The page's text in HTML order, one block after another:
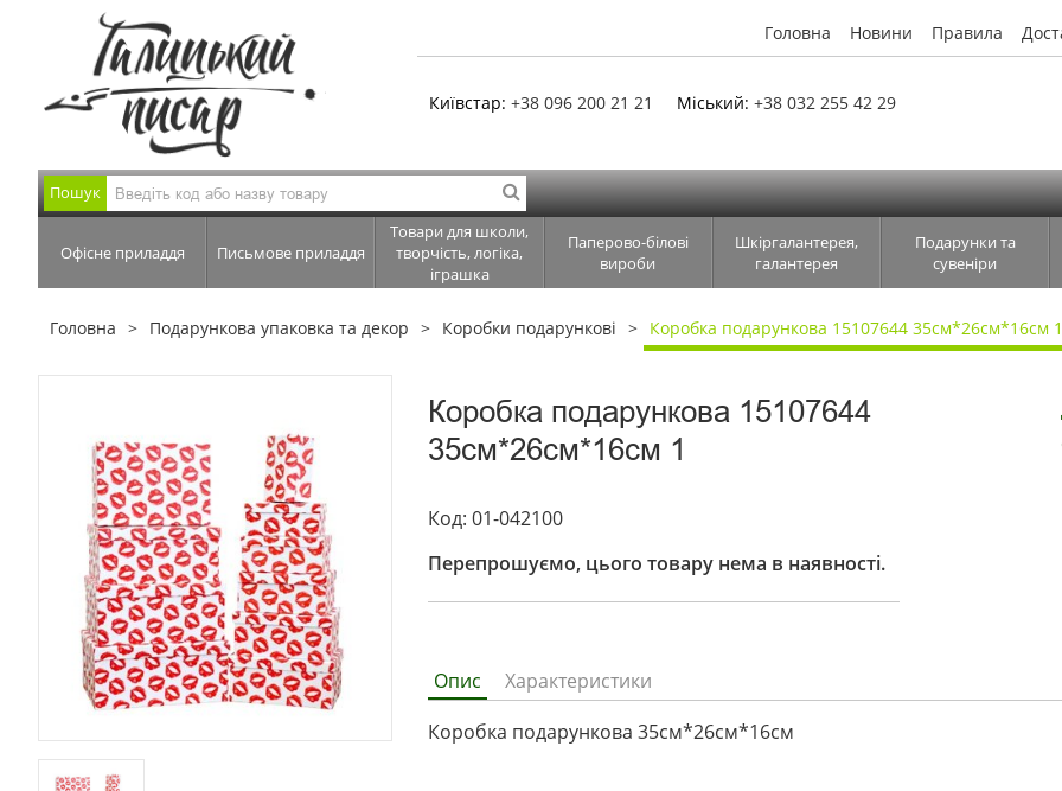
Головна Новини Правила
Київстар: +38 096 200 21 21 Міський: +38 032 255 42 29
Пошук
Офісне приладдя Письмове приладдя
Товари для школи,
творчість, логіка,
іграшка
Паперово-білові
вироби
Шкіргалантерея,
галантерея
Подарунки та
сувеніри
Головна Подарункова упаковка та декор Коробки подарункові Коробка подарункова 15107644 35см*26см*16см 1
Коробка подарункова 15107644
35см*26см*16см 1
Код: 01-042100
Перепрошуємо, цього товару нема в наявності.
Опис
Характеристики
Коробка подарункова 35см*26см*16см